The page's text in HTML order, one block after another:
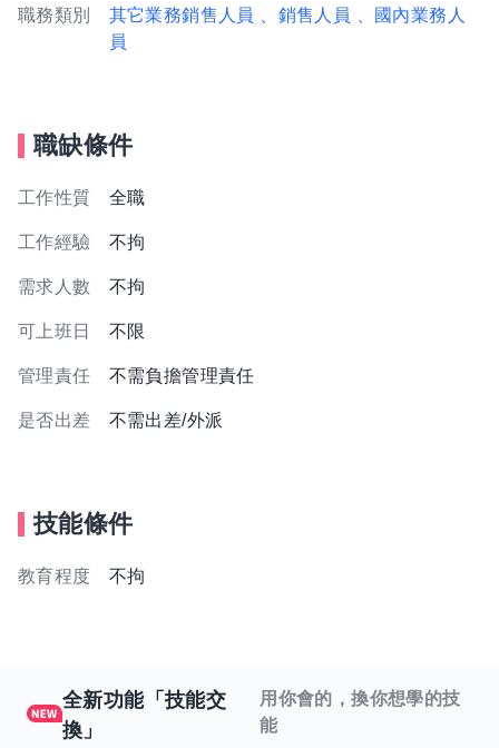
職務類別 其它業務銷售人員 、銷售人員
、國內業務人
員
職缺條件
工作性質 全職
工作經驗 不拘
需求人數 不拘
可上班日 不限
管理責任 不需負擔管理責任
是否出差 不需出差/外派
技能條件
教育程度 不拘
全新功能「技能交
換」
用你會的，換你想學的技
能